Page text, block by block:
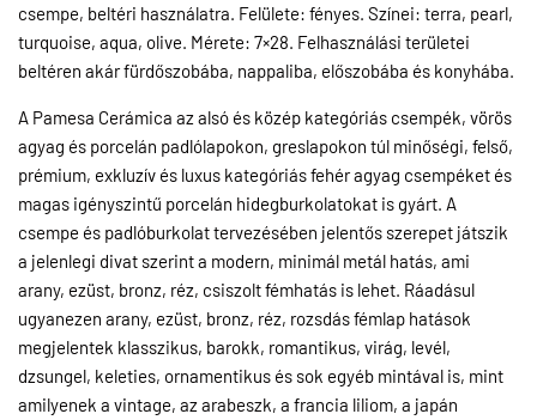
csempe, beltéri használatra. Felülete: fényes. Színei: terra, pearl,
turquoise, aqua, olive. Mérete: 7×28. Felhasználási területei
beltéren akár fürdőszobába, nappaliba, előszobába és konyhába.
A Pamesa Cerámica az alsó és közép kategóriás csempék, vörös
agyag és porcelán padlólapokon, greslapokon túl minőségi, felső,
prémium, exkluzív és luxus kategóriás fehér agyag csempéket és
magas igényszintű porcelán hidegburkolatokat is gyárt. A
csempe és padlóburkolat tervezésében jelentős szerepet játszik
a jelenlegi divat szerint a modern, minimál metál hatás, ami
arany, ezüst, bronz, réz, csiszolt fémhatás is lehet. Ráadásul
ugyanezen arany, ezüst, bronz, réz, rozsdás fémlap hatások
megjelentek klasszikus, barokk, romantikus, virág, levél,
dzsungel, keleties, ornamentikus és sok egyéb mintával is, mint
amilyenek a vintage, az arabeszk, a francia liliom, a japán